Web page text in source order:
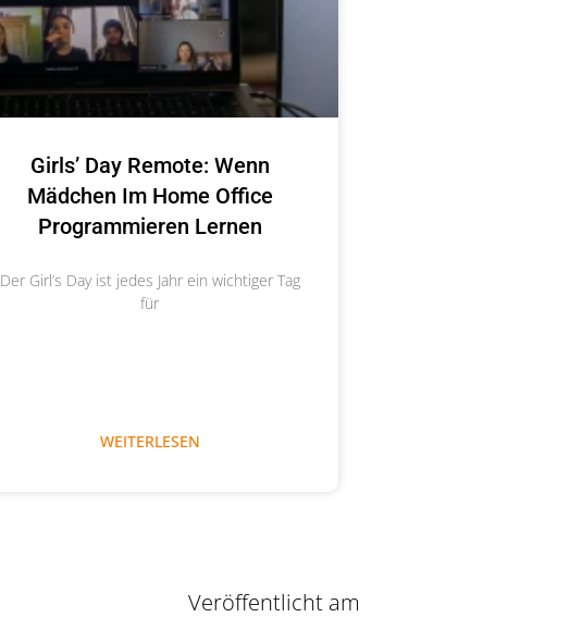
Girls’ Day Remote: Wenn
Mädchen Im Home Office
Programmieren Lernen
Der Girl’s Day ist jedes Jahr ein wichtiger Tag
für
WEITERLESEN
Veröffentlicht am